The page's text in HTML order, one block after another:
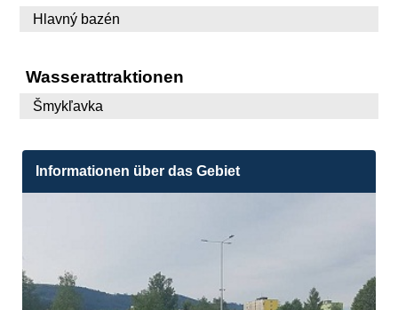
Hlavný bazén
Wasserattraktionen
Šmykľavka
Informationen über das Gebiet